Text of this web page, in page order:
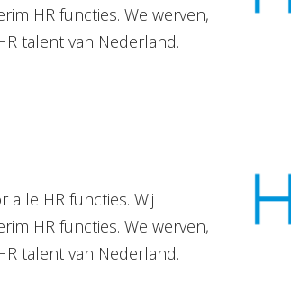
HR functies. We werven,
talent van Nederland.
HR functies. Wij
HR functies. We werven,
talent van Nederland.